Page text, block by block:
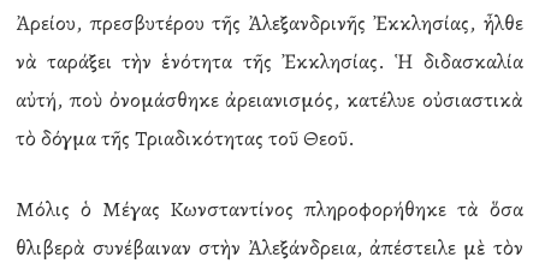
Ἀρείου, πρεσβυτέρου τῆς Ἀλεξανδρινῆς Ἐκκλησίας, ἦλθε
νὰ ταράξει τὴν ἑνότητα τῆς Ἐκκλησίας. Ἡ διδασκαλία
αὐτή, ποὺ ὀνομάσθηκε ἀρειανισμός, κατέλυε οὐσιαστικὰ
τὸ δόγμα τῆς Τριαδικότητας τοῦ Θεοῦ.
Μόλις ὁ Μέγας Κωνσταντίνος πληροφορήθηκε τὰ ὅσα
θλιβερὰ συνέβαιναν στὴν Ἀλεξάνδρεια, ἀπέστειλε μὲ τὸν